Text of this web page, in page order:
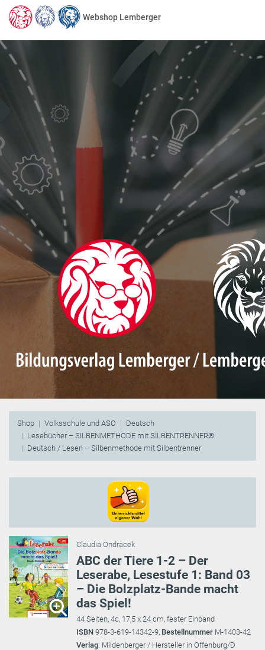
Webshop Lemberger
Shop Volksschule und ASO
Deutsch
Lesebücher – SILBENMETHODE mit SILBENTRENNER®
Deutsch / Lesen – Silbenmethode mit Silbentrenner
Claudia Ondracek
ABC der Tiere 1-2 – Der
Leserabe, Lesestufe 1: Band 03
– Die Bolzplatz-Bande macht
das Spiel!
44 Seiten, 4c, 17,5 x 24 cm, fester Einband
ISBN 978-3-619-14342-9, Bestellnummer M-1403-42
Verlag: Mildenberger / Hersteller in Offenburg/D